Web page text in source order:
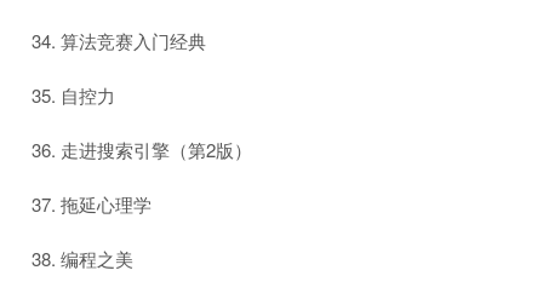
算法竞赛入门经典
自控力
走进搜索引擎（第2版）
拖延心理学
编程之美